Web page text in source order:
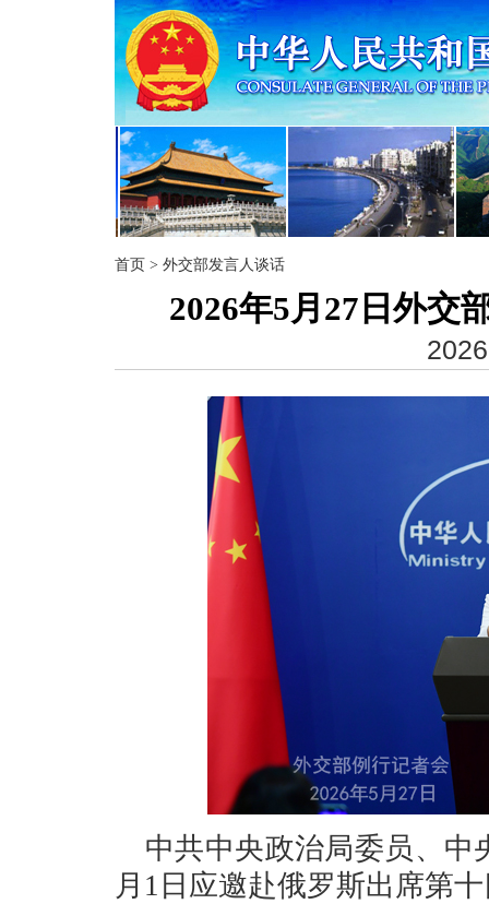
首页 > 外交部发言人谈话
2026年5月27日外交
中共中央政治局委员、中
月1日应邀赴俄罗斯出席第